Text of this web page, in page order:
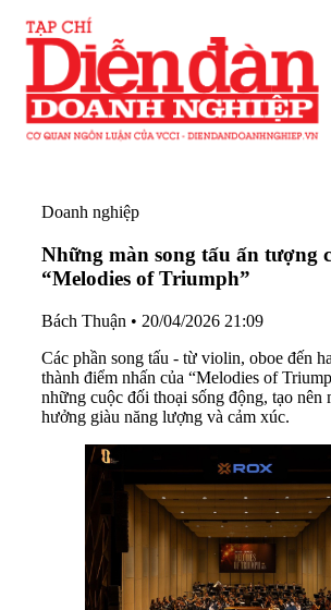
Doanh nghiệp
Những màn song tấu ấn tượng
“Melodies of Triumph”
Bách Thuận • 20/04/2026 21:09
Các phần song tấu - từ violin, oboe đến
thành điểm nhấn của “Melodies of
những cuộc đối thoại sống động, tạo nên
hưởng giàu năng lượng và cảm xúc.